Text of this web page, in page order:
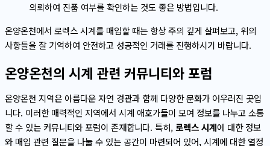
의뢰하여 진품 여부를 확인하는 것도 좋은 방법입니다.
온양온천에서 로렉스 시계를 매입할 때는 항상 주의 깊게 살펴보고, 위의
사항들을 잘 기억하여 안전하고 성공적인 거래를 진행하시기 바랍니다.
온양온천의 시계 관련 커뮤니티와 포럼
온양온천 지역은 아름다운 자연 경관과 함께 다양한 문화가 어우러진 곳입
니다. 이러한 매력적인 지역에서 시계 애호가들이 모여 정보를 나누고 소통
할 수 있는 커뮤니티와 포럼이 존재합니다. 특히, 로렉스 시계에 대한 정보
와 매입 관련 질문을 나눌 수 있는 공간이 마련되어 있어, 시계에 대한 열정